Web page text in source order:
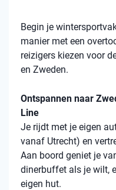
Begin je
manier met een
reizigers kiezen voor
en Zweden.
Ontspannen naar
Line
Je rijdt met je eigen
vanaf Utrecht) en
Aan boord geniet je
dinerbuffet als je wilt,
eigen hut.